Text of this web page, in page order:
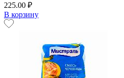
225.00 ₽
В корзину